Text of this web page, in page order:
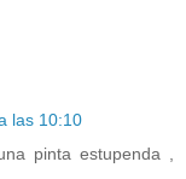
las 10:10
pinta estupenda ,